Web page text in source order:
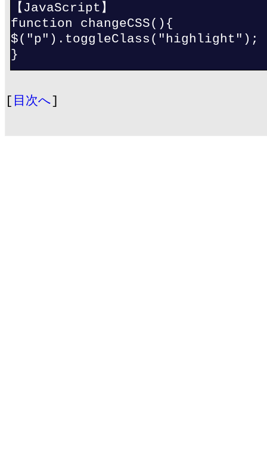
【JavaScript】
function changeCSS(){
$("p").toggleClass("highlight");
}
[ 目次へ]